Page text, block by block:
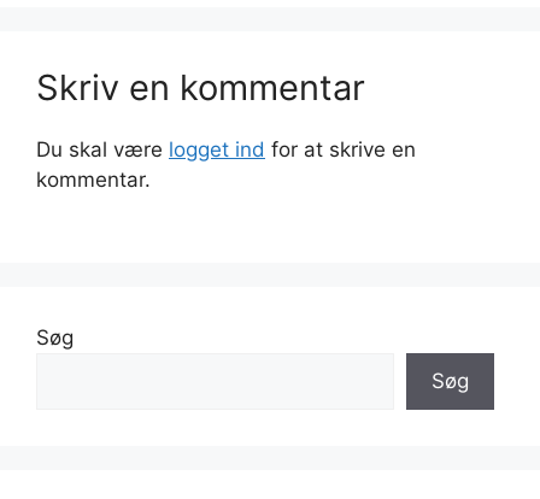
Skriv en kommentar
Du skal være logget ind for at skrive en
kommentar.
Søg
Søg